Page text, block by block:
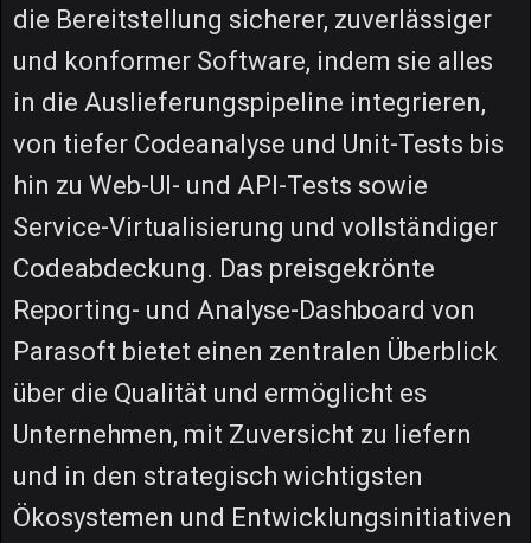
die Bereitstellung sicherer, zuverlässiger
und konformer Software, indem sie alles
in die Auslieferungspipeline integrieren,
von tiefer Codeanalyse und Unit-Tests bis
hin zu Web-UI- und API-Tests sowie
Service-Virtualisierung und vollständiger
Codeabdeckung. Das preisgekrönte
Reporting- und Analyse-Dashboard von
Parasoft bietet einen zentralen Überblick
über die Qualität und ermöglicht es
Unternehmen, mit Zuversicht zu liefern
und in den strategisch wichtigsten
Ökosystemen und Entwicklungsinitiativen